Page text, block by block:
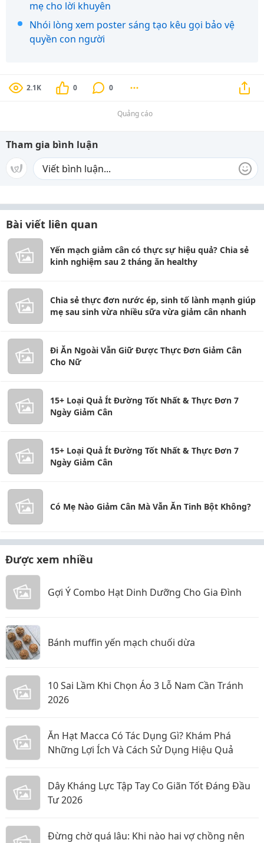
mẹ cho lời khuyên
Nhói lòng xem poster sáng tạo kêu gọi bảo vệ
quyền con người
2.1K 0 0
Quảng cáo
Tham gia bình luận
Bài viết liên quan
Yến mạch giảm cân có thực sự hiệu quả? Chia sẻ
kinh nghiệm sau 2 tháng ăn healthy
Chia sẻ thực đơn nước ép, sinh tố lành mạnh giúp
mẹ sau sinh vừa nhiều sữa vừa giảm cân nhanh
Đi Ăn Ngoài Vẫn Giữ Được Thực Đơn Giảm Cân
Cho Nữ
15+ Loại Quả Ít Đường Tốt Nhất & Thực Đơn 7
Ngày Giảm Cân
15+ Loại Quả Ít Đường Tốt Nhất & Thực Đơn 7
Ngày Giảm Cân
Có Mẹ Nào Giảm Cân Mà Vẫn Ăn Tinh Bột Không?
Được xem nhiều
Gợi Ý Combo Hạt Dinh Dưỡng Cho Gia Đình
Bánh muffin yến mạch chuối dừa
10 Sai Lầm Khi Chọn Áo 3 Lỗ Nam Cần Tránh
2026
Ăn Hạt Macca Có Tác Dụng Gì? Khám Phá
Những Lợi Ích Và Cách Sử Dụng Hiệu Quả
Dây Kháng Lực Tập Tay Co Giãn Tốt Đáng Đầu
Tư 2026
Đừng chờ quá lâu: Khi nào hai vợ chồng nên